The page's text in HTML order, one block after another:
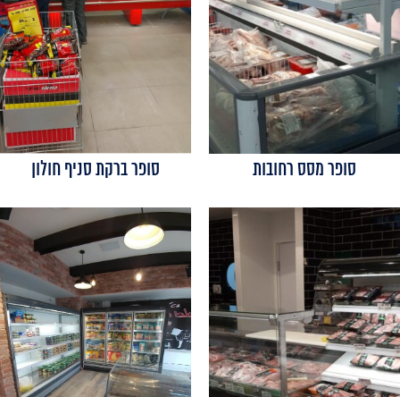
סופר מסס רחובות סופר ברקת סניף חולון